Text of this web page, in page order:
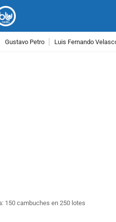
Gustavo Petro Luis Fernando
150 cambuches en 250 lotes